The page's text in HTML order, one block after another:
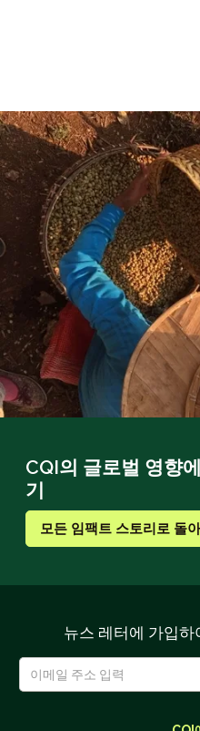
CQI의 글로벌 영향
기
모든 임팩트 스토리로 돌
뉴스 레터에 가입